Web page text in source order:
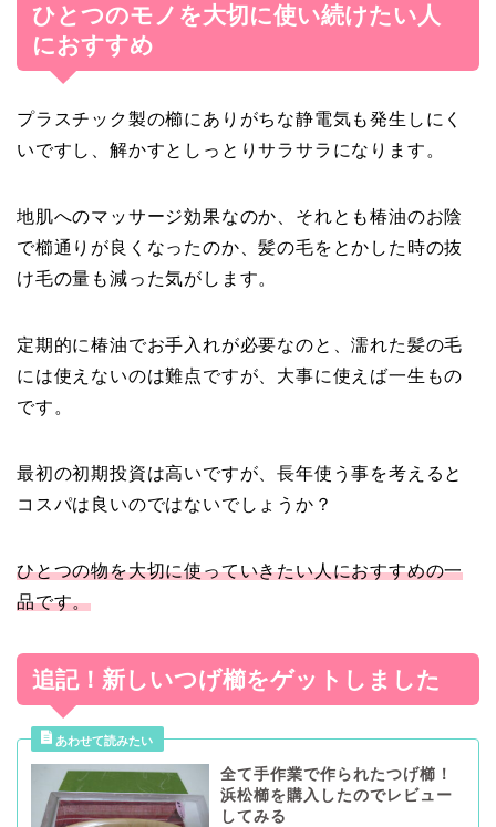
ひとつのモノを大切に使い続けたい人
におすすめ
プラスチック製の櫛にありがちな静電気も発生しにく
いですし、解かすとしっとりサラサラになります。
地肌へのマッサージ効果なのか、それとも椿油のお陰
で櫛通りが良くなったのか、髪の毛をとかした時の抜
け毛の量も減った気がします。
定期的に椿油でお手入れが必要なのと、濡れた髪の毛
には使えないのは難点ですが、大事に使えば一生もの
です。
最初の初期投資は高いですが、長年使う事を考えると
コスパは良いのではないでしょうか？
ひとつの物を大切に使っていきたい人におすすめの一
品です。
追記！新しいつげ櫛をゲットしました
全て手作業で作られたつげ櫛！
浜松櫛を購入したのでレビュー
してみる